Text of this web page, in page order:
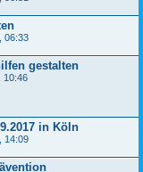
06:33
gestalten
10:46
in Köln
14:09